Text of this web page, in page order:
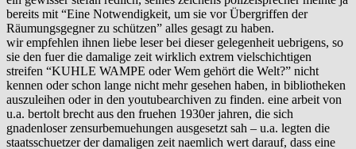
bereits mit “Eine Notwendigkeit, um sie vor Übergriffen der
Räumungsgegner zu schützen” alles gesagt zu haben.
wir empfehlen ihnen liebe leser bei dieser gelegenheit uebrigens, so
sie den fuer die damalige zeit wirklich extrem vielschichtigen
streifen “KUHLE WAMPE oder Wem gehört die Welt?” nicht
kennen oder schon lange nicht mehr gesehen haben, in bibliotheken
auszuleihen oder in den youtubearchiven zu finden. eine arbeit von
u.a. bertolt brecht aus den fruehen 1930er jahren, die sich
gnadenloser zensurbemuehungen ausgesetzt sah – u.a. legten die
staatsschuetzer der damaligen zeit naemlich wert darauf, dass eine